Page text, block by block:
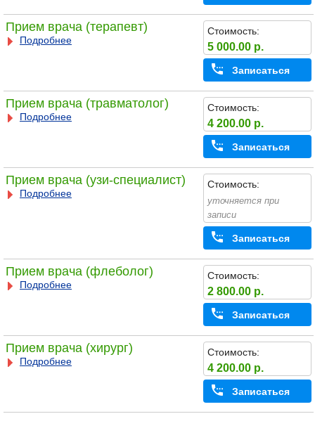
Прием врача (терапевт)
Подробнее
Стоимость:
5 000.00 р.
Записаться
Прием врача (травматолог)
Подробнее
Стоимость:
4 200.00 р.
Записаться
Прием врача (узи-специалист)
Подробнее
Стоимость:
уточняется при
записи
Записаться
Прием врача (флеболог)
Подробнее
Стоимость:
2 800.00 р.
Записаться
Прием врача (хирург)
Подробнее
Стоимость:
4 200.00 р.
Записаться